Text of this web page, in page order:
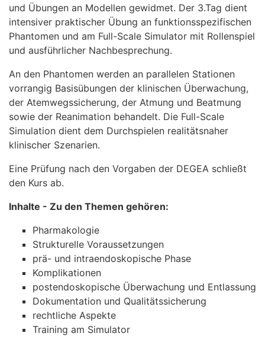
und Übungen an Modellen gewidmet. Der 3.Tag dient
intensiver praktischer Übung an funktionsspezifischen
Phantomen und am Full-Scale Simulator mit Rollenspiel
und ausführlicher Nachbesprechung.
An den Phantomen werden an parallelen Stationen
vorrangig Basisübungen der klinischen Überwachung,
der Atemwegssicherung, der Atmung und Beatmung
sowie der Reanimation behandelt. Die Full-Scale
Simulation dient dem Durchspielen realitätsnaher
klinischer Szenarien.
Eine Prüfung nach den Vorgaben der DEGEA schließt
den Kurs ab.
Inhalte - Zu den Themen gehören:
Pharmakologie
Strukturelle Voraussetzungen
prä- und intraendoskopische Phase
Komplikationen
postendoskopische Überwachung und Entlassung
Dokumentation und Qualitätssicherung
rechtliche Aspekte
Training am Simulator